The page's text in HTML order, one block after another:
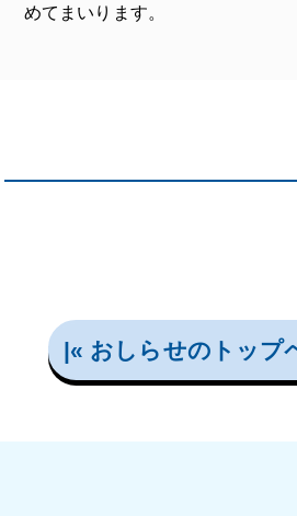
めてまいります。
|« おしらせのトップ